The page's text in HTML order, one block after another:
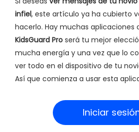
infiel, este artículo ya ha cubierto
hacerlo. Hay muchas aplicaciones
KidsGuard Pro será tu mejor
mucha energía y una vez que lo
ver todo en el dispositivo de tu
Así que comienza a usar esta
Iniciar